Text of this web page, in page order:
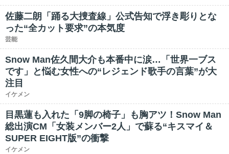
佐藤二朗「踊る大捜査線」公式告知で浮き彫りとな
った“全カット要求”の本気度
芸能
Snow Man佐久間大介も本番中に涙…「世界一ブス
です」と悩む女性への“レジェンド歌手の言葉”が大
注目
イケメン
目黒蓮も入れた「9脚の椅子」も胸アツ！Snow Man
総出演CM「女装メンバー2人」で蘇る“キスマイ＆
SUPER EIGHT版”の衝撃
イケメン